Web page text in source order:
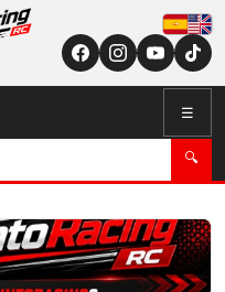
English (US /
☰
🔍